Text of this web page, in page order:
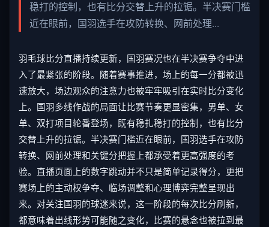
稳打的控制，也有比分交替上升的拉锯。半决赛门槛
近在眼前，国羽选手在攻防转换、网前处理...
羽毛球比分直播持续更新，国羽赛况也在半决赛争夺中进
入了最紧张的阶段。随着赛事推进，场上的每一分都被迅
速放大，场边观众的注意力也被牢牢吸引在实时比分变化
上。国羽多线作战的局面让比赛节奏更显密集，男单、女
单、双打项目轮番登场，既有稳扎稳打的控制，也有比分
交替上升的拉锯。半决赛门槛近在眼前，国羽选手在攻防
转换、网前处理和关键分把握上都承受着更高强度的考
验。直播页面上的数字跳动并不只是简单记录得分，更把
赛场上的主动权争夺、临场调整和心理博弈完整呈现出
来。对关注国羽的球迷来说，这一阶段的每次比分刷新，
都意味着出线形势可能随之变化，比赛的悬念也被拉到最